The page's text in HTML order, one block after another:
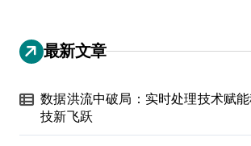
最新文章
数据洪流中破局：实时处理技术赋
技新飞跃